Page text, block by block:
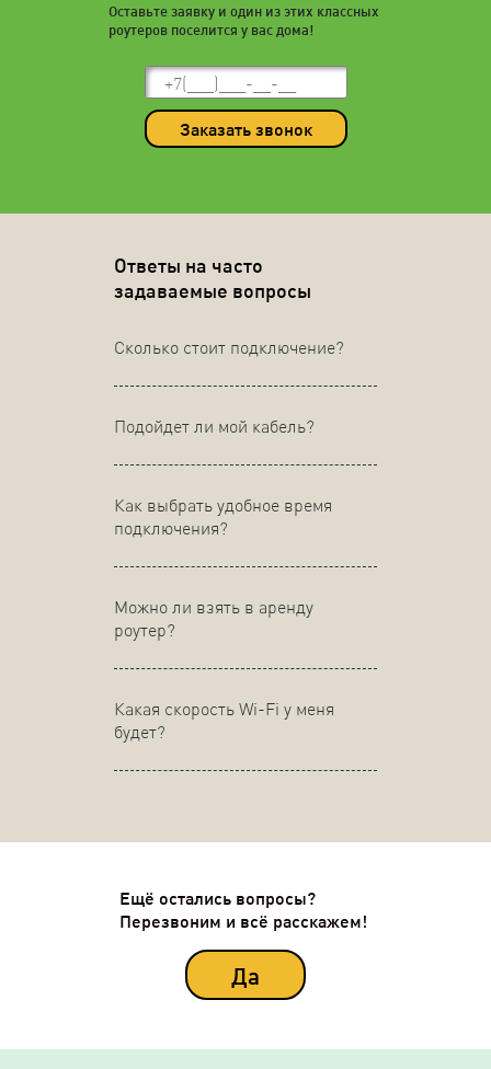
Оставьте заявку и один из этих классных
роутеров поселится у вас дома!
Заказать звонок
Ответы на часто
задаваемые вопросы
Сколько стоит подключение?
Подойдет ли мой кабель?
Как выбрать удобное время
подключения?
Можно ли взять в аренду
роутер?
Какая скорость Wi-Fi у меня
будет?
Ещё остались вопросы?
Перезвоним и всё расскажем!
Да